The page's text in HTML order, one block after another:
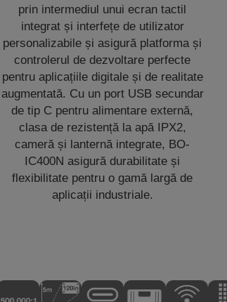
prin intermediul unui ecran tactil
integrat și interfețe de utilizator
personalizabile și asigură platforma și
controlerul de dezvoltare perfecte
pentru aplicațiile digitale și de realitate
augmentată. Cu un port USB secundar
de tip C pentru alimentare externă,
clasa de rezistență la apă IPX2,
cameră și lanternă integrate, BO-
IC400N asigură durabilitate și
flexibilitate pentru o gamă largă de
aplicații industriale.